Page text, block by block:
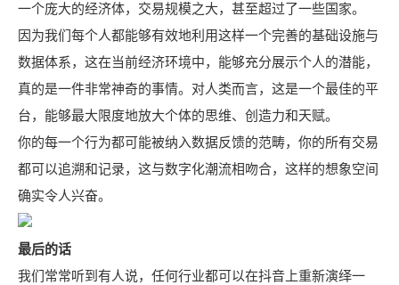
一个庞大的经济体，交易规模之大，甚至超过了一些国家。
因为我们每个人都能够有效地利用这样一个完善的基础设施与
数据体系，这在当前经济环境中，能够充分展示个人的潜能，
真的是一件非常神奇的事情。对人类而言，这是一个最佳的平
台，能够最大限度地放大个体的思维、创造力和天赋。
你的每一个行为都可能被纳入数据反馈的范畴，你的所有交易
都可以追溯和记录，这与数字化潮流相吻合，这样的想象空间
确实令人兴奋。
最后的话
我们常常听到有人说，任何行业都可以在抖音上重新演绎一